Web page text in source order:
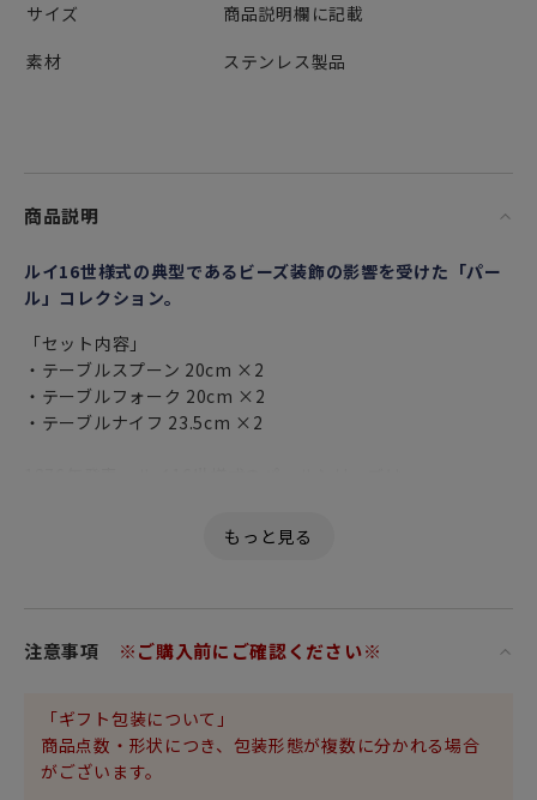
サイズ
商品説明欄に記載
素材
ステンレス製品
商品説明
ルイ16世様式の典型であるビーズ装飾の影響を受けた「パー
ル」コレクション。
「セット内容」
・テーブルスプーン 20cm ×2
・テーブルフォーク 20cm ×2
・テーブルナイフ 23.5cm ×2
縁取っているようです。
こちらは、クリストフル シルバー製のパールシリーズのステ
ンレスタイプです。
ステンレスの中でも、非常に質が良くシルバーの様な重厚感
注意事項 ※ご購入前にご確認ください※
「ギフト包装について」
商品点数・形状につき、包装形態が複数に分かれる場合
がございます。